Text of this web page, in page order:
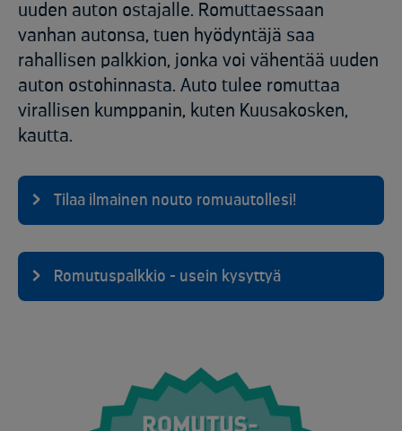
uuden auton ostajalle. Romuttaessaan
vanhan autonsa, tuen hyödyntäjä saa
rahallisen palkkion, jonka voi vähentää uuden
auton ostohinnasta. Auto tulee romuttaa
virallisen kumppanin, kuten Kuusakosken,
kautta.
Tilaa ilmainen nouto romuautollesi!
Romutuspalkkio - usein kysyttyä